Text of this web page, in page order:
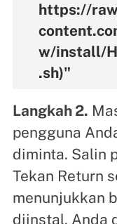
https://
w/install/
.sh)"
Langkah 2.
pengguna
diminta. Salin
Tekan Return
menunjukkan
diinstal. Anda